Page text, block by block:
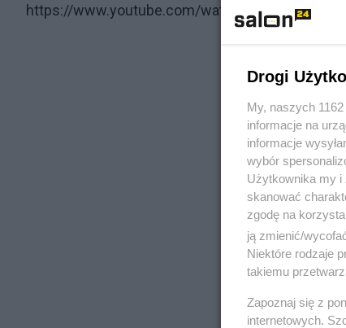
https://www.youtube.com/watch?v=mMirplHL5gI
Drogi
My, naszych
informacje na
informacje
wybór
Użytkownika my i
skanować
zgodę na
ją zmienić/
Niektóre rodzaje
takiemu
Zapoznaj się z
internetowych.